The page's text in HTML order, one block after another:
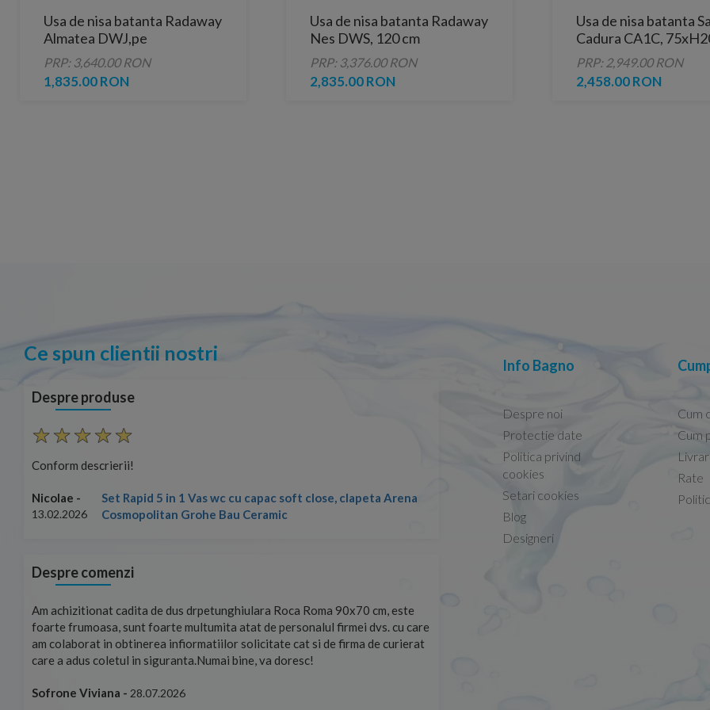
Usa de nisa batanta Radaway
Almatea DWJ,pe
dreapta,1100mm,transparenta
PRP: 3,640.00 RON
1,835.00 RON
Usa de nisa batanta Radaway
Nes DWS, 120 cm
PRP: 3,376.00 RON
2,835.00 RON
Usa de nisa batanta
Cadura CA1C,
profil negru, stanga
PRP: 2,949.00 RON
2,458.00 RON
Ce spun clientii nostri
Despre produse
Conform descrierii!
Nicolae -
13.02.2026
Set Rapid 5 in 1 Vas wc cu capac soft close, clapeta Arena
Cosmopolitan Grohe Bau Ceramic
Conform descrierii!
13.02.2026
Despre comenzi
Am achizitionat cadita de dus drpetunghiulara Roca Roma 90x70 cm, este
foarte frumoasa, sunt foarte multumita atat de personalul firmei dvs. cu care
am colaborat in obtinerea infiormatiilor solicitate cat si de firma de curierat
care a adus coletul in siguranta.Numai bine, va doresc!
Sofrone Viviana - 28.07.2026
Info Bagno
Despre noi
Protectie date
Politica privind
cookies
Setari cookies
Blog
Designeri
Cum
Cum
Rate